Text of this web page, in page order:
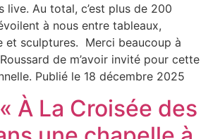
live. Au total, c’est plus de 200
à nous entre tableaux,
et sculptures. Merci beaucoup à
de m’avoir invité pour cette
Publié le 18 décembre 2025
À La Croisée des